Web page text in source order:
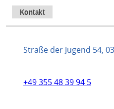
Kontakt
Straße der Jugend 54,
+49 355 48 39 94 5